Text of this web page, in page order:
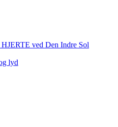
ved Den Indre Sol
lyd